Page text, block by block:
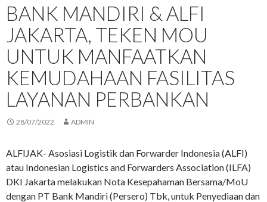
BANK MANDIRI & ALFI
JAKARTA, TEKEN MOU
UNTUK MANFAATKAN
KEMUDAHAAN FASILITAS
LAYANAN PERBANKAN
28/07/2022 ADMIN
ALFIJAK- Asosiasi Logistik dan Forwarder Indonesia (ALFI)
atau Indonesian Logistics and Forwarders Association (ILFA)
DKI Jakarta melakukan Nota Kesepahaman Bersama/MoU
dengan PT Bank Mandiri (Persero) Tbk, untuk Penyediaan dan